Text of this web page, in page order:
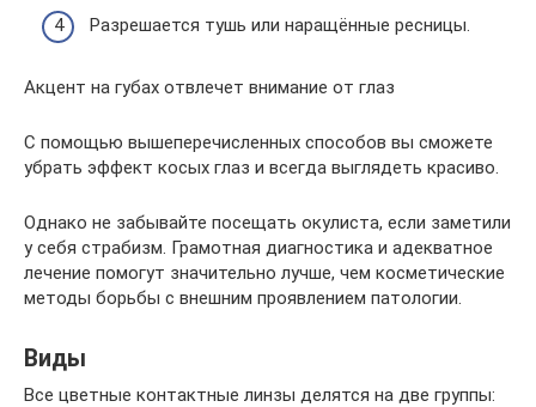
Разрешается тушь или наращённые ресницы.
Акцент на губах отвлечет внимание от глаз
С помощью вышеперечисленных способов вы сможете
убрать эффект косых глаз и всегда выглядеть красиво.
Однако не забывайте посещать окулиста, если заметили
у себя страбизм. Грамотная диагностика и адекватное
лечение помогут значительно лучше, чем косметические
методы борьбы с внешним проявлением патологии.
Виды
Все цветные контактные линзы делятся на две группы: